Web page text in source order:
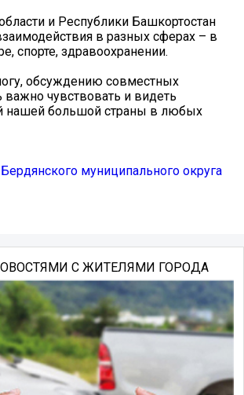
и Республики Башкортостан
в разных сферах – в
спорте, здравоохранении.
обсуждению совместных
важно чувствовать и видеть
нашей большой страны в любых
муниципального округа
С ЖИТЕЛЯМИ ГОРОДА